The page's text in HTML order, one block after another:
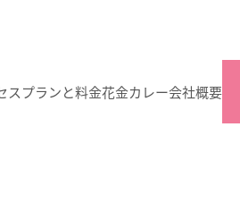
スプランと料金花金カレー会社概要